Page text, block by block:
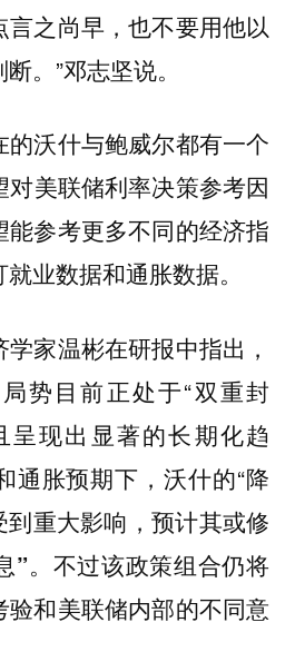
之尚早，也不要用他以
。”邓志坚说。
沃什与鲍威尔都有一个
对美联储利率决策参考因
参考更多不同的经济指
业数据和通胀数据。
家温彬在研报中指出，
势目前正处于“双重封
呈现出显著的长期化趋
通胀预期下，沃什的“降
重大影响， 预计其或修
”。不过该政策组合仍将
和美联储内部的不同意